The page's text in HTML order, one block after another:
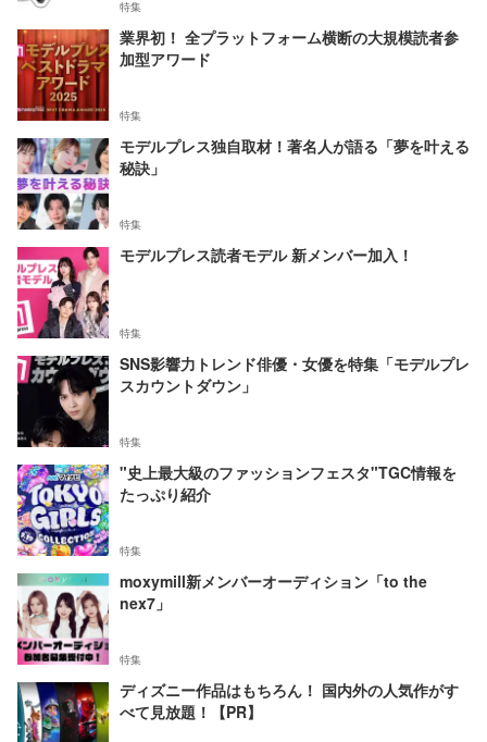
特集
業界初！ 全プラットフォーム横断の大規模読者参
加型アワード
特集
モデルプレス独自取材！著名人が語る「夢を叶える
秘訣」
特集
モデルプレス読者モデル 新メンバー加入！
特集
SNS影響力トレンド俳優・女優を特集「モデルプレ
スカウントダウン」
特集
"史上最大級のファッションフェスタ"TGC情報を
たっぷり紹介
特集
moxymill新メンバーオーディション「to the
nex7」
特集
ディズニー作品はもちろん！ 国内外の人気作がす
べて見放題！【PR】